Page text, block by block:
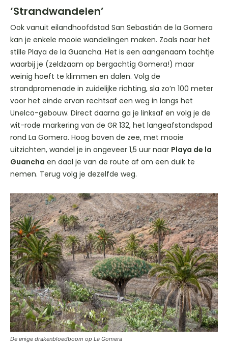
‘Strandwandelen’
Ook vanuit eilandhoofdstad San Sebastián de la Gomera
kan je enkele mooie wandelingen maken. Zoals naar het
stille Playa de la Guancha. Het is een aangenaam tochtje
waarbij je (zeldzaam op bergachtig Gomera!) maar
weinig hoeft te klimmen en dalen. Volg de
strandpromenade in zuidelijke richting, sla zo’n 100 meter
voor het einde ervan rechtsaf een weg in langs het
Unelco-gebouw. Direct daarna ga je linksaf en volg je de
wit-rode markering van de GR 132, het langeafstandspad
rond La Gomera. Hoog boven de zee, met mooie
uitzichten, wandel je in ongeveer 1,5 uur naar Playa de la
Guancha en daal je van de route af om een duik te
nemen. Terug volg je dezelfde weg.
De enige drakenbloedboom op La Gomera